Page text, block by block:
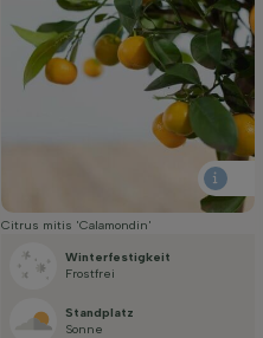
Citrus mitis 'Calamondin'
Winterfestigkeit
Frostfrei
Standplatz
Sonne